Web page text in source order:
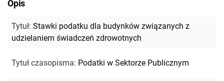
Opis
Tytuł: Stawki podatku dla budynków związanych z
udzielaniem świadczeń zdrowotnych
Tytuł czasopisma: Podatki w Sektorze Publicznym